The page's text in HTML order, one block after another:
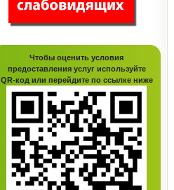
Чтобы оценить условия
предоставления услуг используйте
QR-код или перейдите по ссылке ниже